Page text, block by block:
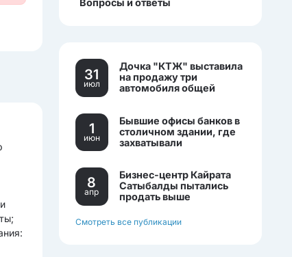
Вопросы и ответы
31
июл
Дочка "КТЖ" выставила
на продажу три
автомобиля общей
1
июн
Бывшие офисы банков в
столичном здании, где
захватывали
8
апр
Бизнес-центр Кайрата
Сатыбалды пытались
продать выше
Смотреть все публикации